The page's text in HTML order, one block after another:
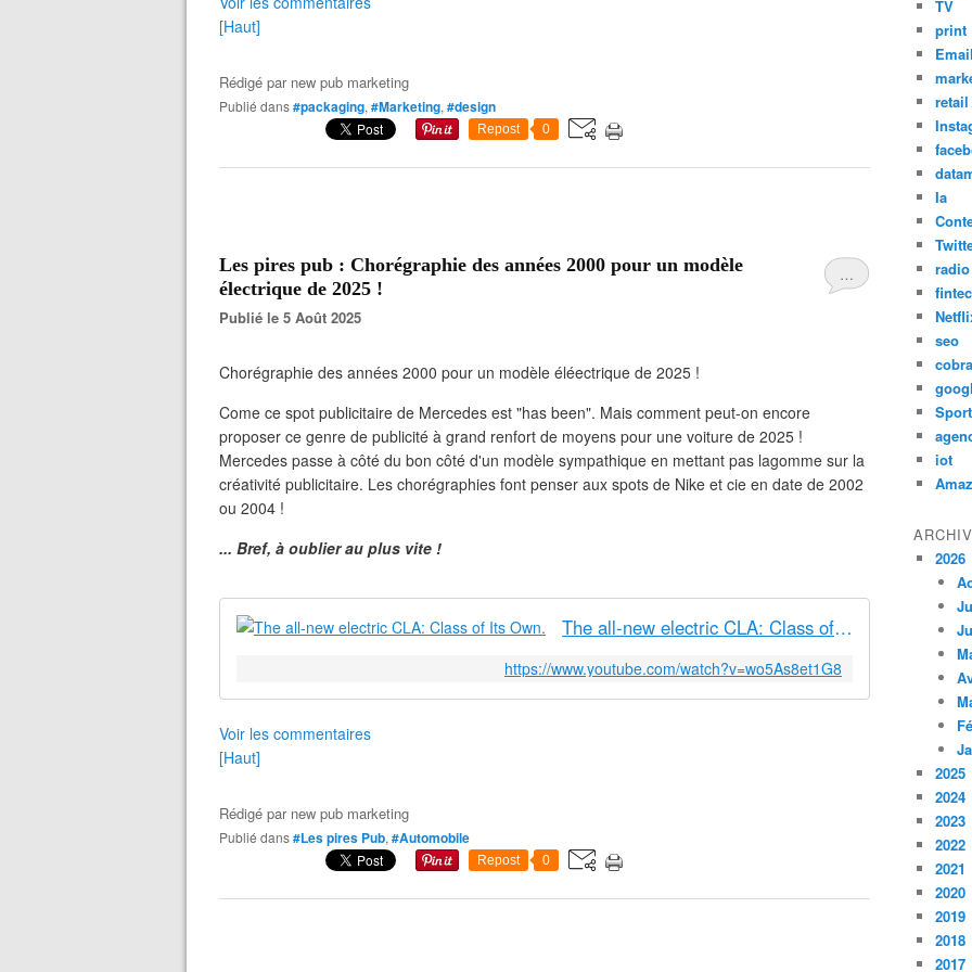
[Haut]
Rédigé par new pub marketing
Publié dans#packaging, #Marketing, #design
Repost 0
…
Les pires pub : Chorégraphie des années 2000 pour un modèle
électrique de 2025 !
Publié le 5 Août 2025
Chorégraphie des années 2000 pour un modèle éléectrique de 2025 !
Come ce spot publicitaire de Mercedes est "has been". Mais comment peut-on encore
proposer ce genre de publicité à grand renfort de moyens pour une voiture de 2025 !
Mercedes passe à côté du bon côté d'un modèle sympathique en mettant pas lagomme sur la
créativité publicitaire. Les chorégraphies font penser aux spots de Nike et cie en date de 2002
ou 2004 !
... Bref, à oublier au plus vite !
The all-new electric CLA: Class of Its Own.
https://www.youtube.com/watch?v=wo5As8et1G8
Voir les commentaires
[Haut]
Rédigé par new pub marketing
Publié dans#Les pires Pub, #Automobile
Repost 0
TV
print
retail
Ia
radio
seo
iot
2026
2025
2024
2023
2022
2021
2020
2019
2018
2017